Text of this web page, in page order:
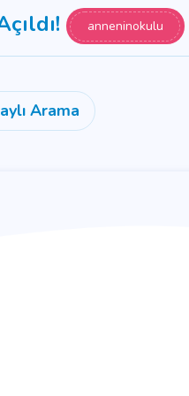
anneninokulu
Arama